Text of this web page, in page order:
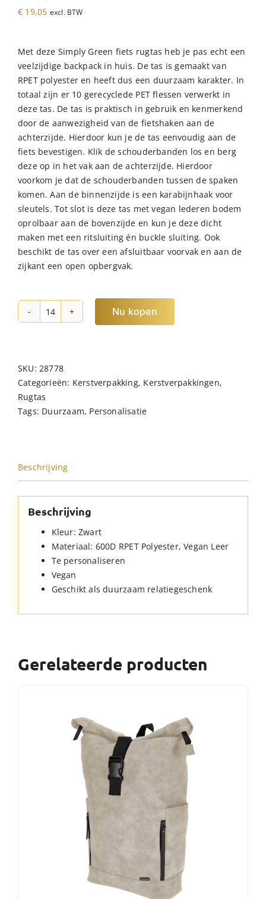
€ 19,05 excl. BTW
Met deze Simply Green fiets rugtas heb je pas echt een
veelzijdige backpack in huis. De tas is gemaakt van
RPET polyester en heeft dus een duurzaam karakter. In
totaal zijn er 10 gerecyclede PET flessen verwerkt in
deze tas. De tas is praktisch in gebruik en kenmerkend
door de aanwezigheid van de fietshaken aan de
achterzijde. Hierdoor kun je de tas eenvoudig aan de
fiets bevestigen. Klik de schouderbanden los en berg
deze op in het vak aan de achterzijde. Hierdoor
voorkom je dat de schouderbanden tussen de spaken
komen. Aan de binnenzijde is een karabijnhaak voor
sleutels. Tot slot is deze tas met vegan lederen bodem
oprolbaar aan de bovenzijde en kun je deze dicht
maken met een ritsluiting én buckle sluiting. Ook
beschikt de tas over een afsluitbaar voorvak en aan de
zijkant een open opbergvak.
NORLÄNDER
RPET
Zwart
Nu kopen
SKU:28778
Categorieën: Kerstverpakking, Kerstverpakkingen,
Rugtas
Tags: Duurzaam, Personalisatie
Beschrijving
Beschrijving
Kleur: Zwart
Materiaal: 600D RPET Polyester, Vegan Leer
Te personaliseren
Vegan
Geschikt als duurzaam relatiegeschenk
Gerelateerde producten